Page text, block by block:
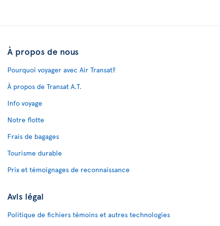
À propos de nous
Pourquoi voyager avec Air Transat?
À propos de Transat A.T.
Info voyage
Notre flotte
Frais de bagages
Tourisme durable
Prix et témoignages de reconnaissance
Avis légal
Politique de fichiers témoins et autres technologies